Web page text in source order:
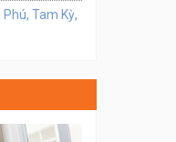
Tam Kỳ,